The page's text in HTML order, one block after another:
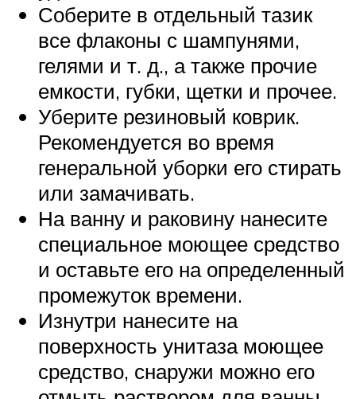
Соберите в отдельный тазик
все флаконы с шампунями,
гелями и т. д., а также прочие
емкости, губки, щетки и прочее.
Уберите резиновый коврик.
Рекомендуется во время
генеральной уборки его стирать
или замачивать.
На ванну и раковину нанесите
специальное моющее средство
и оставьте его на определенный
промежуток времени.
Изнутри нанесите на
поверхность унитаза моющее
средство, снаружи можно его